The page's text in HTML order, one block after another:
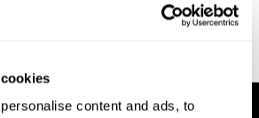
content and ads, to